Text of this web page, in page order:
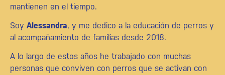
mantienen en el tiempo.
Soy Alessandra, y me dedico a la educación de perros y
al acompañamiento de familias desde 2018.
A lo largo de estos años he trabajado con muchas
personas que conviven con perros que se activan con